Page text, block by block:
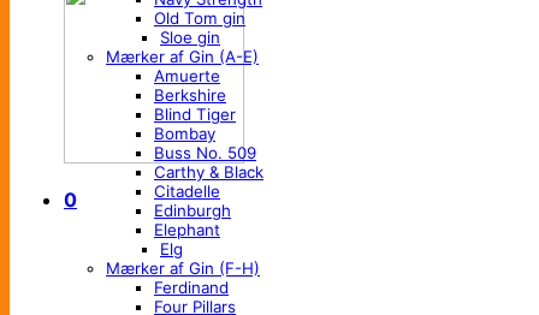
0
Old Tom gin
Sloe gin
Mærker af Gin (A-E)
Amuerte
Berkshire
Blind Tiger
Bombay
Buss No. 509
Carthy & Black
Citadelle
Edinburgh
Elephant
Elg
Mærker af Gin (F-H)
Ferdinand
Four Pillars